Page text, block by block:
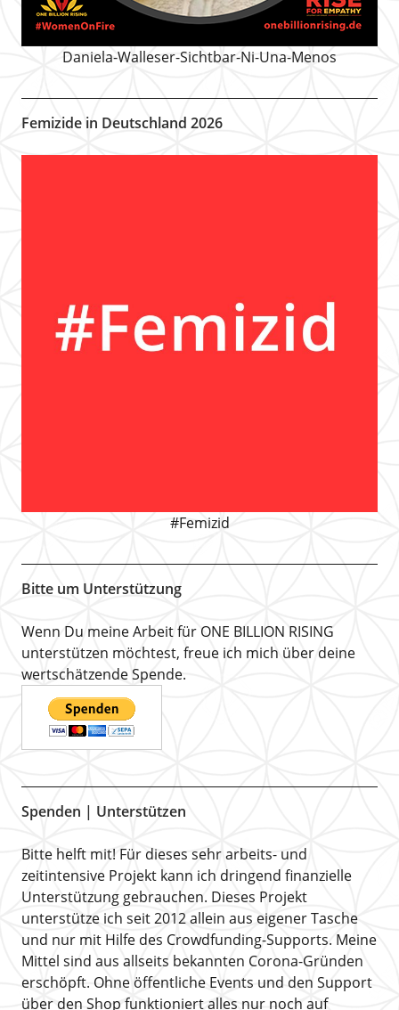
Daniela-Walleser-Sichtbar-Ni-Una-Menos
Femizide in Deutschland 2026
#Femizid
Bitte um Unterstützung
Wenn Du meine Arbeit für ONE BILLION RISING
unterstützen möchtest, freue ich mich über deine
wertschätzende Spende.
Spenden | Unterstützen
Bitte helft mit! Für dieses sehr arbeits- und
zeitintensive Projekt kann ich dringend finanzielle
Unterstützung gebrauchen. Dieses Projekt
unterstütze ich seit 2012 allein aus eigener Tasche
und nur mit Hilfe des Crowdfunding-Supports. Meine
Mittel sind aus allseits bekannten Corona-Gründen
erschöpft. Ohne öffentliche Events und den Support
über den Shop funktioniert alles nur noch auf